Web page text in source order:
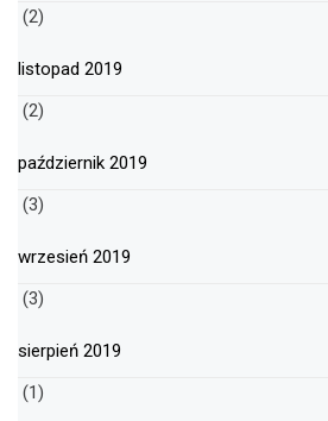
(2)
listopad 2019
(2)
październik 2019
(3)
wrzesień 2019
(3)
sierpień 2019
(1)